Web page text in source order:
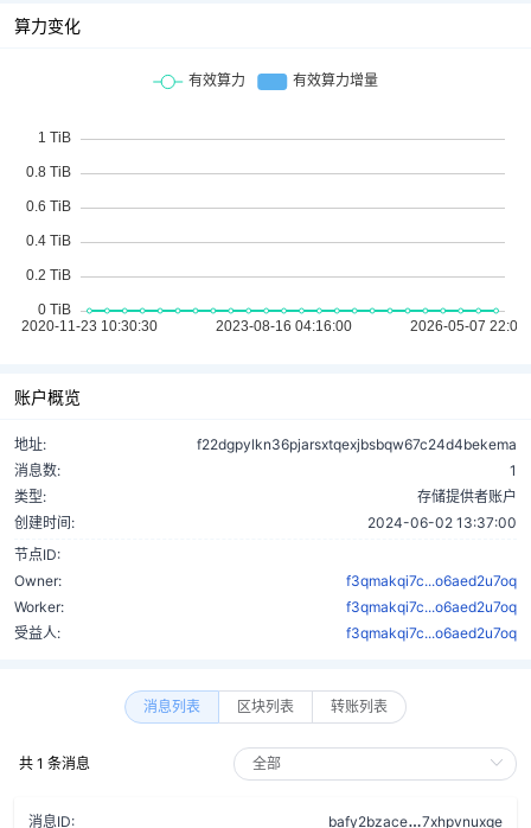
算力变化
账户概览
地址:
f22dgpylkn36pjarsxtqexjbsbqw67c24d4bekema
消息数:
1
类型:
存储提供者账户
创建时间:
2024-06-02 13:37:00
节点ID:
Owner:
f3qmakqi7c...o6aed2u7oq
Worker:
f3qmakqi7c...o6aed2u7oq
受益人:
f3qmakqi7c...o6aed2u7oq
消息列表 区块列表 转账列表
共 1 条消息
消息ID: bafy2bzace
7xhpvnuxqe